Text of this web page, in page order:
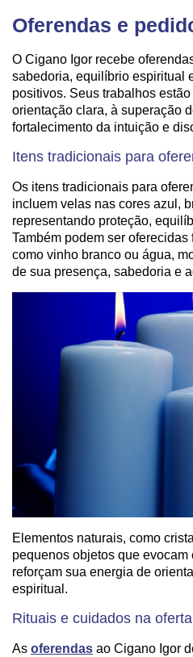
Oferendas e
O Cigano Igor recebe
sabedoria, equilíbrio espiritual
positivos. Seus trabalhos
orientação clara, à superação
fortalecimento da intuição e
Itens tradicionais para
Os itens tradicionais para
incluem velas nas cores azul,
representando proteção,
Também podem ser
como vinho branco ou água,
de sua presença, sabedoria e
Elementos naturais, como
pequenos objetos que
reforçam sua energia de
espiritual.
Rituais e cuidados na oferta
As oferendas ao Cigano Igor